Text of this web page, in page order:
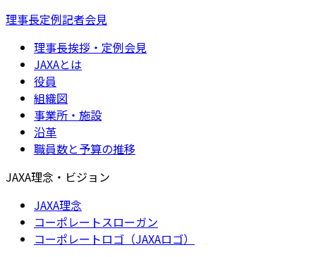
理事長定例記者会見
理事長挨拶・定例会見
JAXAとは
役員
組織図
事業所・施設
沿革
職員数と予算の推移
JAXA理念・ビジョン
JAXA理念
コーポレートスローガン
コーポレートロゴ（JAXAロゴ）